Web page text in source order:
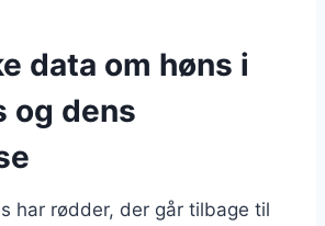
data om høns i
og dens
har rødder, der går tilbage til